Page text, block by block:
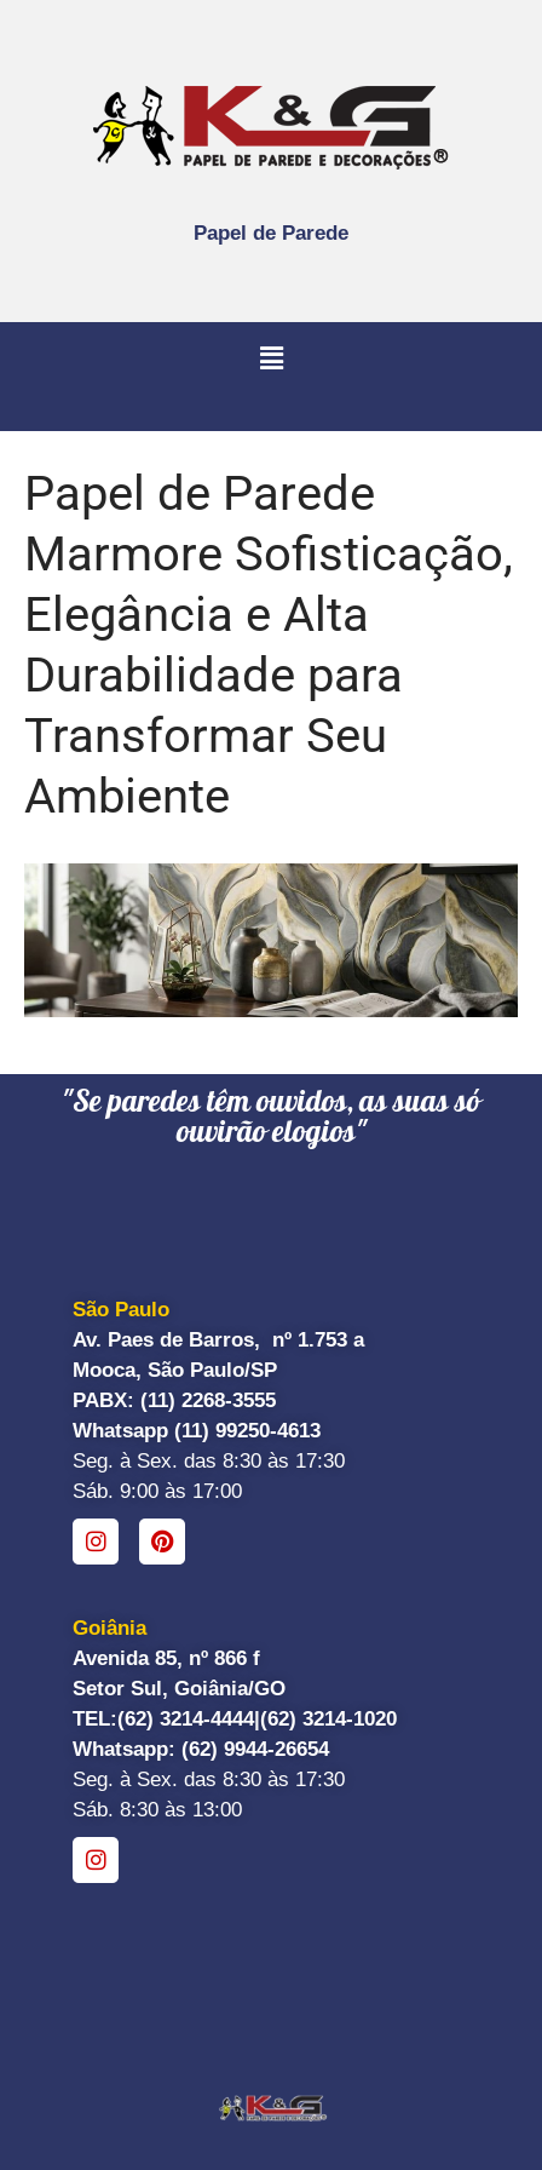
Papel de Parede
Papel de Parede
Marmore Sofisticação,
Elegância e Alta
Durabilidade para
Transformar Seu
Ambiente
"Se paredes têm ouvidos, as suas só
ouvirão elogios"
São Paulo
Av. Paes de Barros, nº 1.753 a
Mooca, São Paulo/SP
PABX: (11) 2268-3555
Whatsapp (11) 99250-4613
Seg. à Sex. das 8:30 às 17:30
Sáb. 9:00 às 17:00
Goiânia
Avenida 85, nº 866 f
Setor Sul, Goiânia/GO
TEL:(62) 3214-4444|(62) 3214-1020
Whatsapp: (62) 9944-26654
Seg. à Sex. das 8:30 às 17:30
Sáb. 8:30 às 13:00